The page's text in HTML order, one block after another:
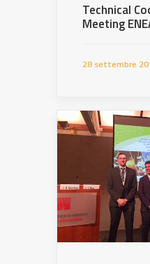
Technical
Meeting
28 settembre